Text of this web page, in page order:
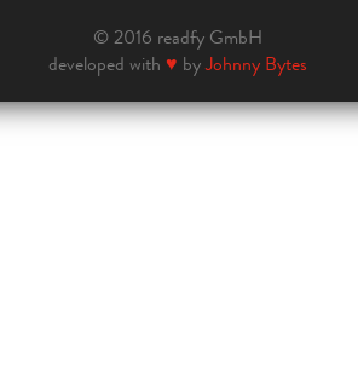
© 2016 readfy GmbH
developed with ♥ byJohnny Bytes